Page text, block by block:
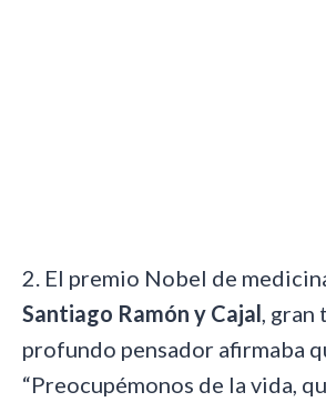
2. El premio Nobel de
Santiago Ramón y Cajal, gran
profundo pensador afirmaba
“Preocupémonos de la vida,